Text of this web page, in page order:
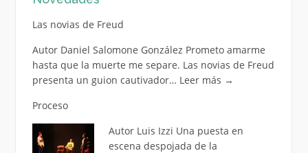
Las novias de Freud
Autor Daniel Salomone González Prometo amarme
hasta que la muerte me separe. Las novias de Freud
presenta un guion cautivador… Leer más →
Proceso
Autor Luis Izzi Una puesta en
escena despojada de la